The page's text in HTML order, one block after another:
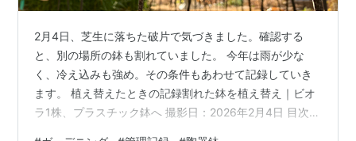
2月4日、芝生に落ちた破片で気づきました。確認する
と、別の場所の鉢も割れていました。 今年は雨が少な
く、冷え込みも強め。その条件もあわせて記録していき
ます。 植え替えたときの記録割れた鉢を植え替え｜ビオ
ラ1株、プラスチック鉢へ 撮影日：2026年2月4日 目次